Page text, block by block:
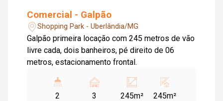
Comercial - Galpão
Shopping Park - Uberlândia/MG
Galpão primeira locação com 245 metros de vão
livre cada, dois banheiros, pé direito de 06
metros, estacionamento frontal.
2
3
245m²
245m²